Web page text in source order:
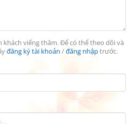
khách viếng thăm. Để có thể theo dõi và
đăng ký tài khoản /đăng nhậptrước.